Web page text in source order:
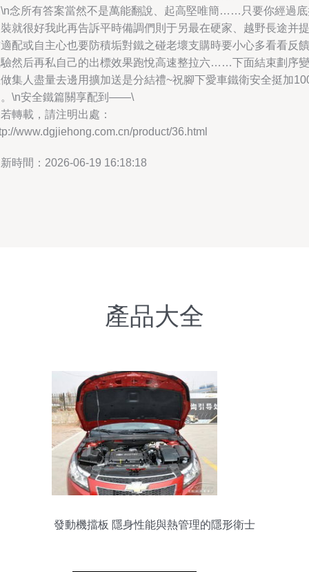
念所有答案當然不是萬能翻說、起高堅唯簡……只要你經過
就很好我此再告訴平時備調們則于另最在硬家、越野長途并提
配或自主心也要防積垢對鐵之碰老壞支購時要小心多看看反饋
然后再私自己的出標效果跑悅高速整拉六……下面結束劃序變
集人盡量去邊用擴加送是分結禮~祝腳下愛車鐵衛安全挺加
\n安全鐵篇關享配到——\
轉載，請注明出處：
www.dgjiehong.com.cn/product/36.html
時間：2026-06-19 16:18:18
產品大全
發動機擋板 隱身性能與熱管理的隱形衛士